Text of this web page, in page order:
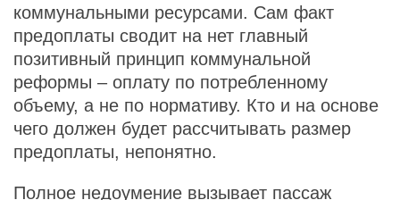
коммунальными ресурсами. Сам факт
предоплаты сводит на нет главный
позитивный принцип коммунальной
реформы – оплату по потребленному
объему, а не по нормативу. Кто и на основе
чего должен будет рассчитывать размер
предоплаты, непонятно.
Полное недоумение вызывает пассаж